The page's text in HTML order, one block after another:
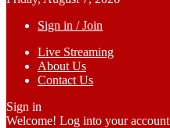
Sign in / Join
Live Streaming
About Us
Contact Us
Sign in
Welcome! Log into your account